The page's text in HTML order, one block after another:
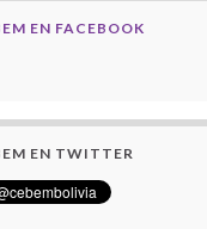
EN FACEBOOK
EN TWITTER